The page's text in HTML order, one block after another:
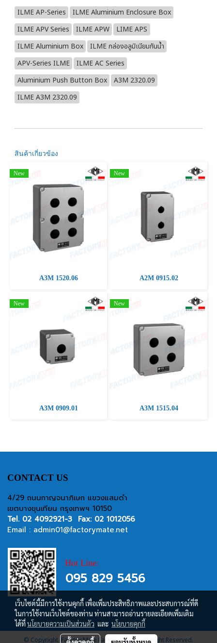
ILME AP-Series
ILME Aluminium Enclosure Box
ILME APV Series
ILME APW
LIME APS
ILME Aluminium Box
ILME กล่องอลูมิเนียมกันน้ำ
APV-Series ILME
ILME AC Series
Aluminium Push Button Box
A3M 2320.09
ILME A3M 2320.09
สินค้าเกี่ยวข้อง
New
A3M 1520.06
New
A2M 0915.02
New
A3M 0909.01
New
A3M 1515.04
CONTACT US
4/29 ถนนกาญจนาภิเษก แขวงแสมดำ
เขตบางขุนเทียน กรุงเทพฯ 10150
Tel. 02 4092921-3 Fax: 02 1012056
Email : admin01@factorymate.net
Hot Line:
095 829 5456
© Copyright Factory Mate Factory Supply, All Right Reserved.
เว็บไซต์นี้มีการใช้งานคุกกี้ เพื่อเพิ่มประสิทธิภาพและประสบการณ์ที่ดี
ในการใช้งานเว็บไซต์ของท่าน ท่านสามารถอ่านรายละเอียดเพิ่มเติม
ได้ที่นโยบายความเป็นส่วนตัว และ นโยบายคุกกี้